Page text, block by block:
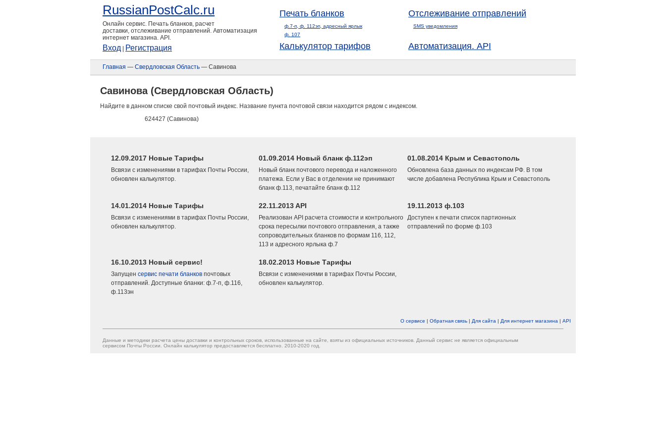
RussianPostCalc.ru
Онлайн сервис. Печать бланков, расчет
доставки, отслеживание отправлений. Автоматизация
интернет магазина. API.
Вход Регистрация
Печать бланков
ф.7-п, ф. 112эп, адресный ярлык
ф. 107
Отслеживание отправлений
SMS уведомления
Калькулятор тарифов Автоматизация. API
Главная — Свердловская Область — Савинова
Савинова (Свердловская Область)
Найдите в данном списке свой почтовый индекс. Название пункта почтовой связи находится рядом с индексом.
624427 (Савинова)
12.09.2017 Новые Тарифы
Всвязи с изменениями в тарифах Почты России,
обновлен калькулятор.
01.09.2014 Новый бланк ф.112эп
Новый бланк почтового перевода и наложенного
платежа. Если у Вас в отделении не принимают
бланк ф.113, печатайте бланк ф.112
01.08.2014 Крым и Севастополь
Обновлена база данных по индексам РФ. В том
числе добавлена Республика Крым и Севастополь
14.01.2014 Новые Тарифы
Всвязи с изменениями в тарифах Почты России,
обновлен калькулятор.
22.11.2013 API
Реализован API расчета стоимости и контрольного
срока пересылки почтового отправления, а также
сопроводительных бланков по формам 116, 112,
113 и адресного ярлыка ф.7
19.11.2013 ф.103
Доступен к печати список партионных
отправлений по форме ф.103
16.10.2013 Новый сервис!
Запущен сервис печати бланков почтовых
отправлений. Доступные бланки: ф.7-п, ф.116,
ф.113эн
18.02.2013 Новые Тарифы
Всвязи с изменениями в тарифах Почты России,
обновлен калькулятор.
О сервисе | Обратная связь | Для сайта | Для интернет магазина | API
Данные и методики расчета цены доставки и контрольных сроков, использованные на сайте, взяты из официальных источников. Данный сервис не является официальным
сервисом Почты России. Онлайн калькулятор предоставляется бесплатно. 2010-2020 год.